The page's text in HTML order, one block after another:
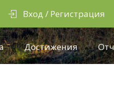
Вход / Регистрация
Достижения